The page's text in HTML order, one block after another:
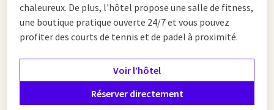
chaleureux. De plus, l'hôtel propose une salle de fitness,
une boutique pratique ouverte 24/7 et vous pouvez
profiter des courts de tennis et de padel à proximité.
Voir l’hôtel
Réserver directement